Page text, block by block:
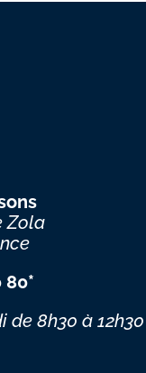
Zola
80*
de 8h30 à 12h30